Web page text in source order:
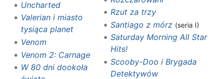
Uncharted
Valerian i miasto
tysiąca planet
Venom
Venom 2: Carnage
W 80 dni dookoła
Rzut za trzy
Santiago z mórz (seria I)
Saturday Morning All Star
Hits!
Scooby-Doo i Brygada
Detektywów